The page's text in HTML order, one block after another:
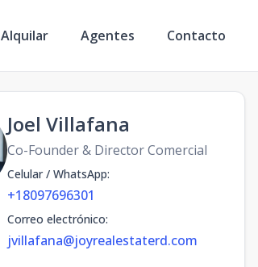
Alquilar Agentes Contacto
Joel Villafana
Co-Founder & Director Comercial
Celular / WhatsApp:
+18097696301
Correo electrónico:
jvillafana@joyrealestaterd.com